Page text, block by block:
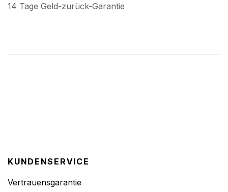
14 Tage Geld-zurück-Garantie
KUNDENSERVICE
Vertrauensgarantie